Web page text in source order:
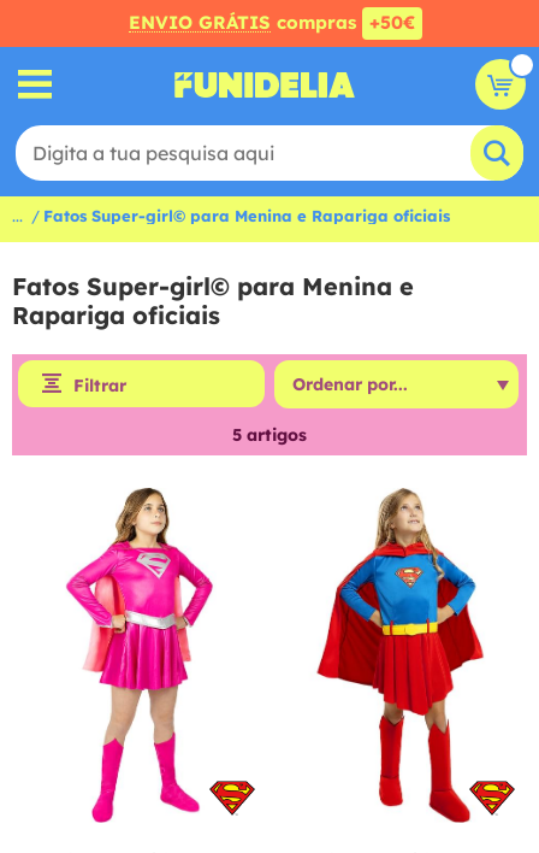
ENVIO GRÁTIS compras +50€
... Fatos Super-girl© para Menina e Rapariga oficiais
Fatos Super-girl© para Menina e
Rapariga oficiais
Filtrar
5 artigos